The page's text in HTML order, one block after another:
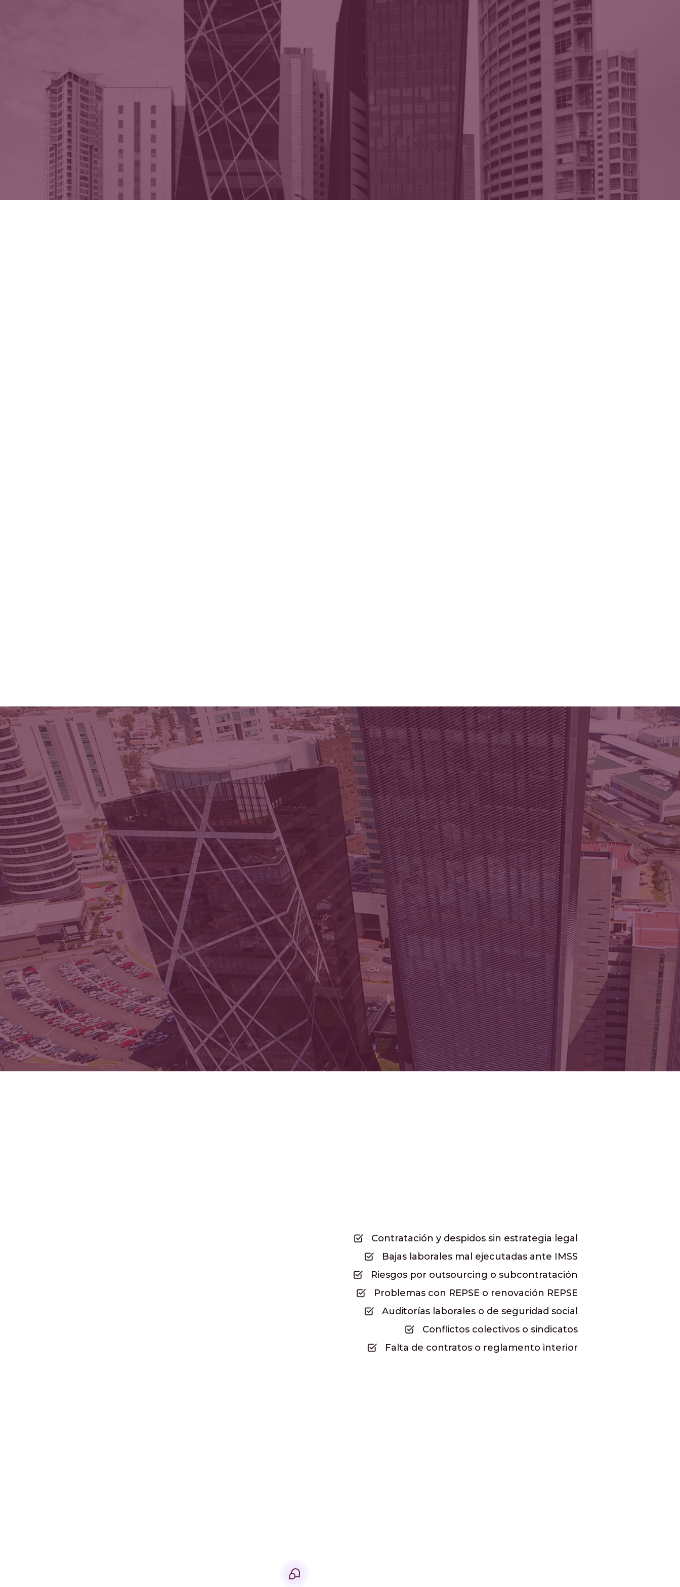
Estrategia laboral continua
Cumplimiento de la Ley
Federal del Trabajo
Prevención de contingencias
laborales
Asesoría a recursos humanos
y dirección
Registro REPSE
Renovación REPSE
Consulta REPSE y
regularización
Asesoría en esquemas de
outsourcing permitidos
Cumplimiento ante STPS e
IMSS
Capacitaciones y tmb imss
(revisar texto)
Bajas laborales correctas
Riesgos laborales
Atención de requerimientos
IMSS
Contratos y cuotas de
seguridad social
Contrato individual de trabajo
Contrato colectivo de trabajo
Relaciones colectivas de
trabajo
Reglamento interior
Acoso laboral y sexual
Anti-corrupción
Derecho laboral para personal
de recursos humanos
Contratación y despidos sin estrategia legal
Bajas laborales mal ejecutadas ante IMSS
Riesgos por outsourcing o subcontratación
Problemas con REPSE o renovación REPSE
Auditorías laborales o de seguridad social
Conflictos colectivos o sindicatos
Falta de contratos o reglamento interior